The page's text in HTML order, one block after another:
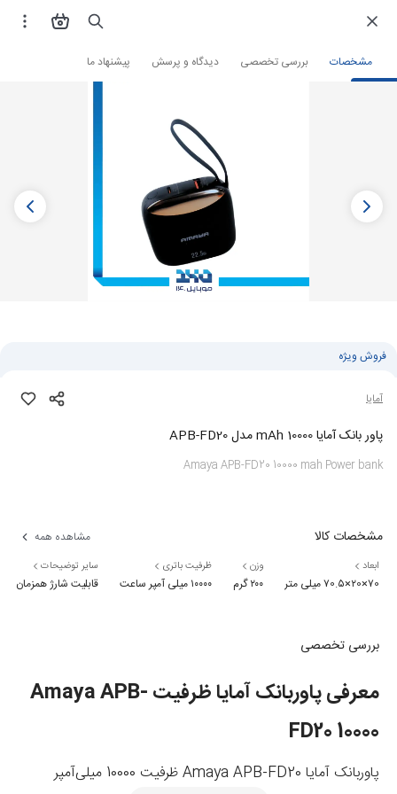
مشخصات بررسی تخصصی دیدگاه و پرسش پیشنهاد ما فروشگاه اینترنتی لوازم جانبی و قطعات موبایل پاوربانک پاوربانک آمایا
فروش ویژه
آمایا
پاور بانک آمایا 10000 mAh مدل APB-FD20
Amaya APB-FD20 10000 mah Power bank
مشخصات کالا مشاهده همه
ابعاد
۷0×۲0×۷0.۵ میلی متر
وزن
۲۰۰ گرم
ظرفیت باتری
۱۰۰۰۰ میلی آمپر ساعت
سایر توضیحات
قابلیت شارژ همزمان
بررسی تخصصی
معرفی پاوربانک آمایا ظرفیت Amaya APB-
FD20 10000
پاوربانک آمایا Amaya APB-FD20 ظرفیت 10000 میلی‌آمپر